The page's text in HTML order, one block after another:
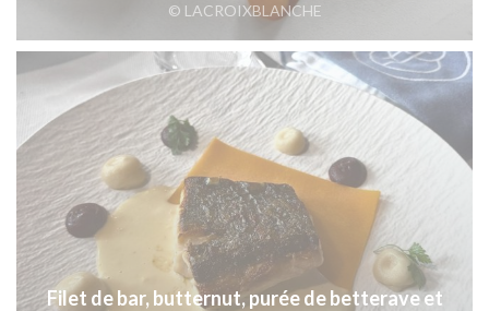
© LACROIXBLANCHE
Filet de bar, butternut, purée de betterave et